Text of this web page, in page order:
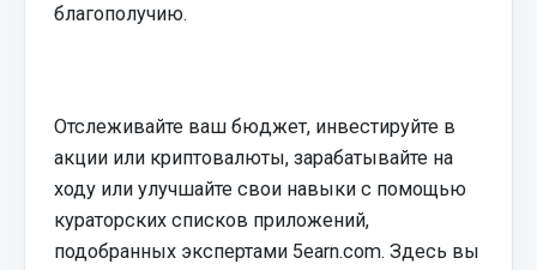
благополучию.
Отслеживайте ваш бюджет, инвестируйте в
акции или криптовалюты, зарабатывайте на
ходу или улучшайте свои навыки с помощью
кураторских списков приложений,
подобранных экспертами 5earn.com. Здесь вы